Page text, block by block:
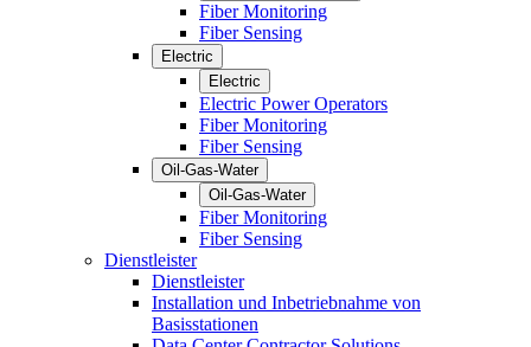
Fiber Monitoring
Fiber Sensing
Electric
Electric
Electric Power Operators
Fiber Monitoring
Fiber Sensing
Oil-Gas-Water
Oil-Gas-Water
Fiber Monitoring
Fiber Sensing
Dienstleister
Dienstleister
Installation und Inbetriebnahme von
Basisstationen